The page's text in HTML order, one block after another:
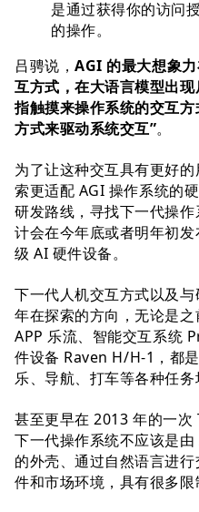
是通过获得你的访问
的操作。
吕骋说，AGI 的最大想象
互方式，在大语言模型出
指触摸来操作系统的交互
方式来驱动系统交互”。
为了让这种交互具有更好
索更适配 AGI 操作系统的
研发路线，寻找下一代操
计会在今年底或者明年初
级 AI 硬件设备。
下一代人机交互方式以及
年在探索的方向，无论是
APP 乐流、智能交互系统
件设备 Raven H/H-1，都
乐、导航、打车等各种任务
甚至更早在 2013 年的一次
下一代操作系统不应该是
的外壳、通过自然语言进
件和市场环境，具有很多限